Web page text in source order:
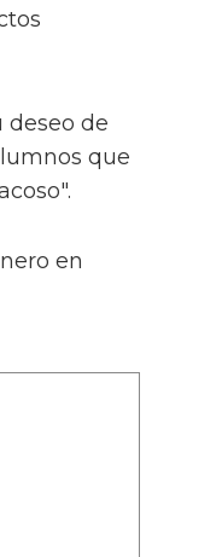
deseo de
que
en